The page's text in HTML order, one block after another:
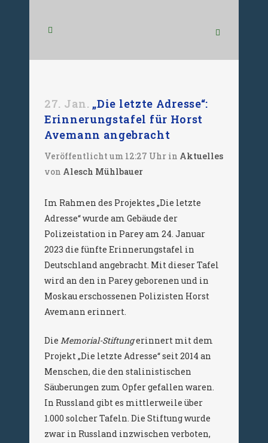
27. Jan. „Die letzte Adresse“:
Erinnerungstafel für Horst
Avemann angebracht
Veröffentlicht um 12:27 Uhr in Aktuelles
von Alesch Mühlbauer
Im Rahmen des Projektes „Die letzte
Adresse“ wurde am Gebäude der
Polizeistation in Parey am 24. Januar
2023 die fünfte Erinnerungstafel in
Deutschland angebracht. Mit dieser Tafel
wird an den in Parey geborenen und in
Moskau erschossenen Polizisten Horst
Avemann erinnert.
Die Memorial-Stiftungerinnert mit dem
Projekt „Die letzte Adresse“ seit 2014 an
Menschen, die den stalinistischen
Säuberungen zum Opfer gefallen waren.
In Russland gibt es mittlerweile über
1.000 solcher Tafeln. Die Stiftung wurde
zwar in Russland inzwischen verboten,